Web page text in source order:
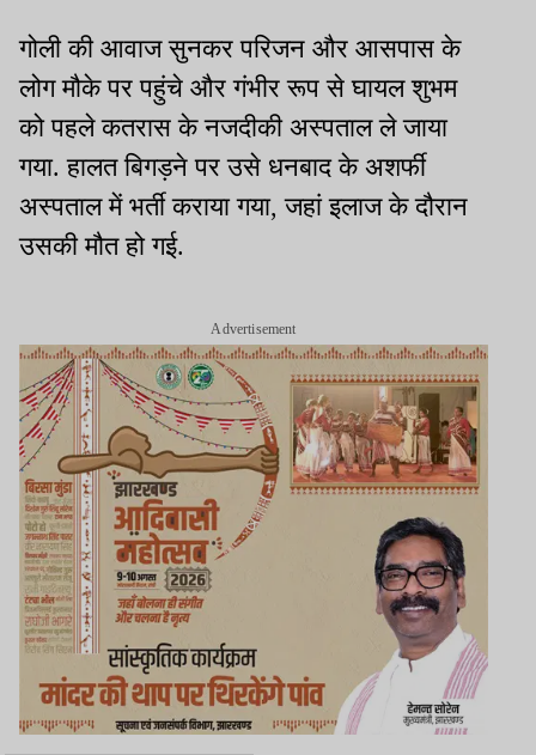
गोली की आवाज सुनकर परिजन और आसपास के
लोग मौके पर पहुंचे और गंभीर रूप से घायल शुभम
को पहले कतरास के नजदीकी अस्पताल ले जाया
गया. हालत बिगड़ने पर उसे धनबाद के अशर्फी
अस्पताल में भर्ती कराया गया, जहां इलाज के दौरान
उसकी मौत हो गई.
Advertisement